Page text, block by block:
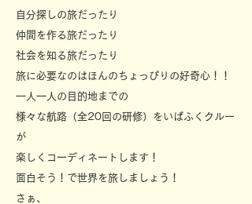
自分探しの旅だったり
仲間を作る旅だったり
社会を知る旅だったり
旅に必要なのはほんのちょっぴりの好奇心！！
一人一人の目的地までの
様々な航路（全20回の研修）をいばふくクルー
が
楽しくコーディネートします！
面白そう！で世界を旅しましょう！
さぁ、